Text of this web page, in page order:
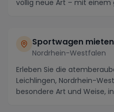
völlig neue Art – mit
Sportwagen
Nordrhein-Westfalen
Erleben Sie die
Leichlingen, Nordrhein-
besondere Art und Weise,